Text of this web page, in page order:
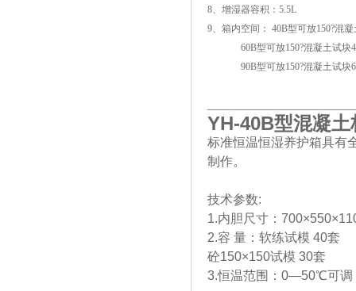
8、增湿器容积：5.5L
9、箱内空间： 40B型可放150?混
60B型可放150?混凝土试块
90B型可放150?混凝土试块
YH-40B型混凝土
标准恒温恒湿养护箱具有
制作。
技术参数:
1.内胆尺寸：
2.容 量：软练试模 40套
砼150×150试模 30套
3.恒温范围：0—50℃可